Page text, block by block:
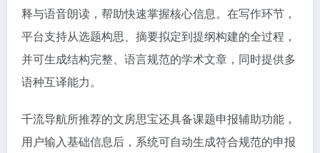
释与语音朗读，帮助快速掌握核心信息。在写作环节，
平台支持从选题构思、摘要拟定到提纲构建的全过程，
并可生成结构完整、语言规范的学术文章，同时提供多
语种互译能力。
千流导航所推荐的文房思宝还具备课题申报辅助功能，
用户输入基础信息后，系统可自动生成符合规范的申报